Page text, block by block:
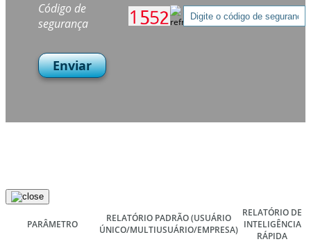
Código de
segurança
Enviar
PARÂMETRO
RELATÓRIO PADRÃO(USUÁRIO
ÚNICO/MULTIUSUÁRIO/EMPRESA)
RELATÓRIO DE
INTELIGÊNCIA
RÁPIDA